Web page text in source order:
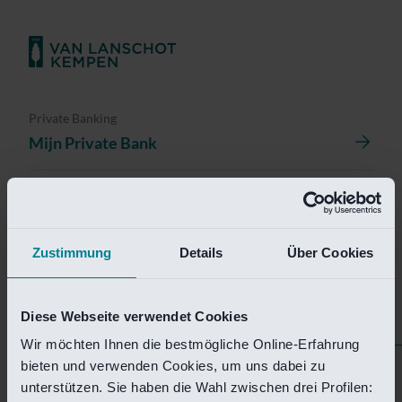
Zustimmung Details Über Cookies
Diese Webseite verwendet Cookies
Wir möchten Ihnen die bestmögliche Online-Erfahrung
bieten und verwenden Cookies, um uns dabei zu
unterstützen. Sie haben die Wahl zwischen drei Profilen:
Private Banking
Mijn Private Bank
Helaas is deze pagina